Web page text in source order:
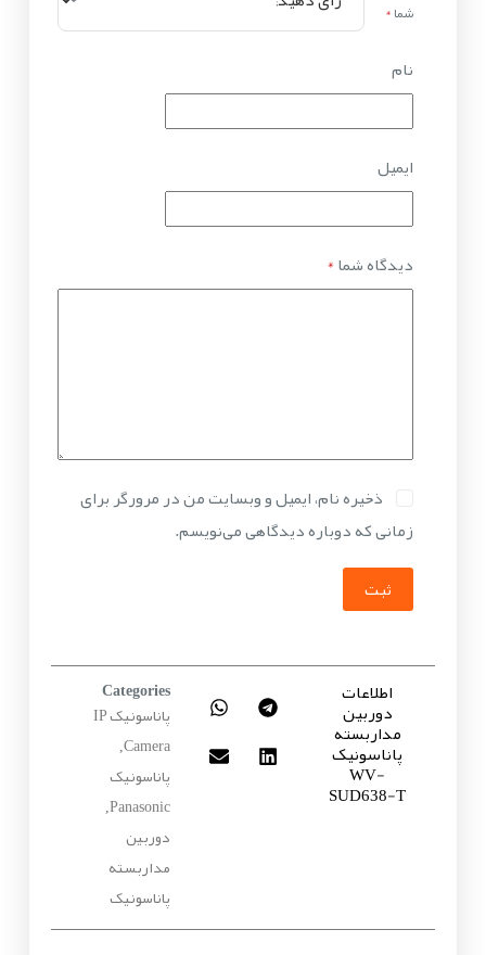
شما*
نام
ایمیل
دیدگاه شما*
ذخیره نام، ایمیل و وبسایت من در مرورگر برای
زمانی که دوباره دیدگاهی می‌نویسم.
ثبت
اطلاعات
دوربین
مداربسته
پاناسونیک
WV-
SUD638-T
Categories
پاناسونیک IP
Camera
,
پاناسونیک
Panasonic
,
دوربین
مداربسته
پاناسونیک